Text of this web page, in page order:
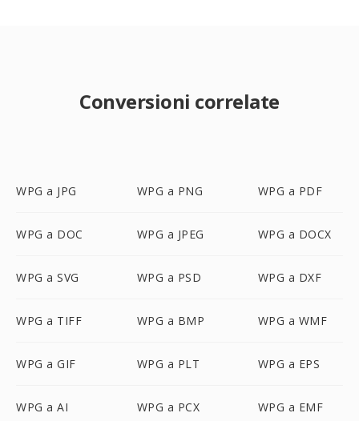
Conversioni correlate
WPG a JPG WPG a PNG WPG a PDF
WPG a DOC WPG a JPEG WPG a DOCX
WPG a SVG WPG a PSD WPG a DXF
WPG a TIFF WPG a BMP WPG a WMF
WPG a GIF WPG a PLT WPG a EPS
WPG a AI WPG a PCX WPG a EMF